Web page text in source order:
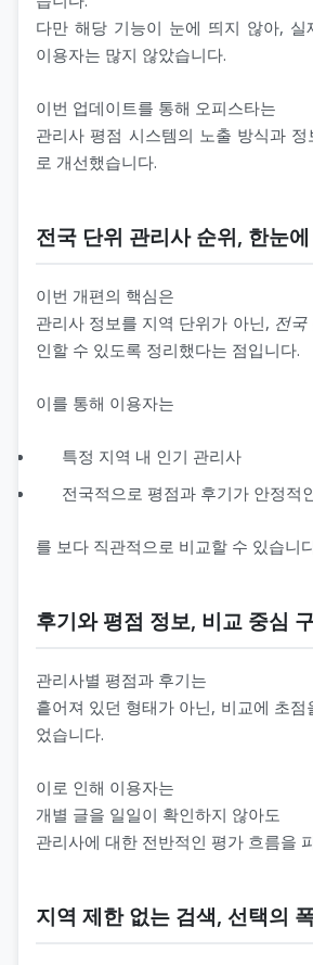
다만 해당 기능이 눈에 띄지 않아, 실
이용자는 많지 않았습니다.
이번 업데이트를 통해 오피스타는
관리사 평점 시스템의 노출 방식과
로 개선했습니다.
전국 단위 관리사 순위, 한눈
이번 개편의 핵심은
관리사 정보를 지역 단위가 아닌, 전국
인할 수 있도록 정리했다는 점입니다.
이를 통해 이용자는
특정 지역 내 인기 관리사
전국적으로 평점과 후기가 안정적
를 보다 직관적으로 비교할 수 있습니
후기와 평점 정보, 비교 중심
관리사별 평점과 후기는
흩어져 있던 형태가 아닌, 비교에 초점
었습니다.
이로 인해 이용자는
개별 글을 일일이 확인하지 않아도
관리사에 대한 전반적인 평가 흐름을
지역 제한 없는 검색, 선택의